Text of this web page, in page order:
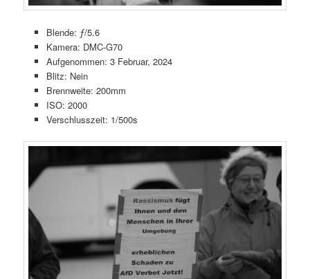
Blende: ƒ/5.6
Kamera: DMC-G70
Aufgenommen: 3 Februar, 2024
Blitz: Nein
Brennweite: 200mm
ISO: 2000
Verschlusszeit: 1/500s